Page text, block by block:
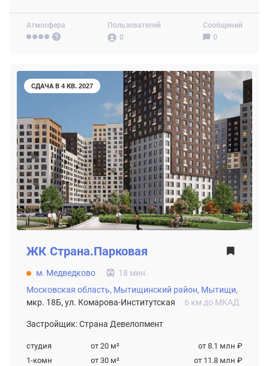
Атмосфера
Пользователей
0
Сообщений
0
СДАЧА В 4 КВ. 2027
ЖК Страна.Парковая
м. Медведково
18 мин.
Московская область, Мытищинский район, Мытищи,
мкр. 18Б, ул. Комарова-Институтская
6 км до МКАД
Застройщик: Страна Девелопмент
студия от 20 м²
от 8.1 млн ₽
1-комн
от 30 м²
от 11.8 млн ₽